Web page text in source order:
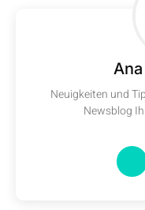
Neuigkeiten und
Newsblog